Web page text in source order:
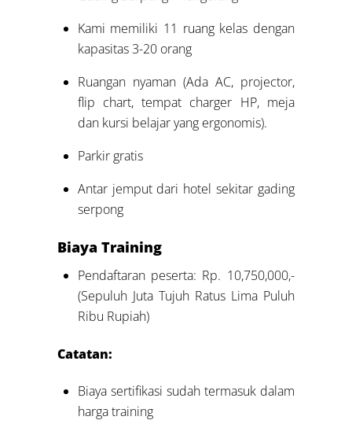
Kami memiliki 11 ruang kelas dengan
kapasitas 3-20 orang
Ruangan nyaman (Ada AC, projector,
flip chart, tempat charger HP, meja
dan kursi belajar yang ergonomis).
Parkir gratis
Antar jemput dari hotel sekitar gading
serpong
Biaya Training
Pendaftaran peserta: Rp. 10,750,000,-
(Sepuluh Juta Tujuh Ratus Lima Puluh
Ribu Rupiah)
Catatan:
Biaya sertifikasi sudah termasuk dalam
harga training